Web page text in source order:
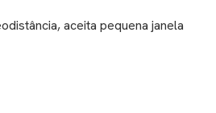
aceita pequena janela